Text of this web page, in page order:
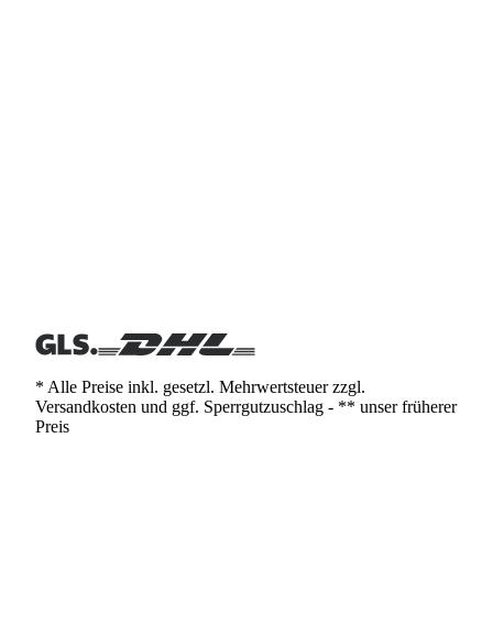
* Alle Preise inkl. gesetzl. Mehrwertsteuer zzgl.
Versandkosten und ggf. Sperrgutzuschlag - ** unser früherer
Preis